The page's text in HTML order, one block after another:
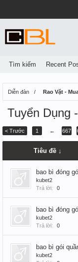
Diễn đàn Rao Vặt -
Tuyển Dụng
< Trước 1 ← 667
Tiêu đề ↓
bao bì đóng
kubet2
Trả lời:
0
bao bì đóng
kubet2
Trả lời:
0
bao bì gói
kubet2
Tìm kiếm Recent